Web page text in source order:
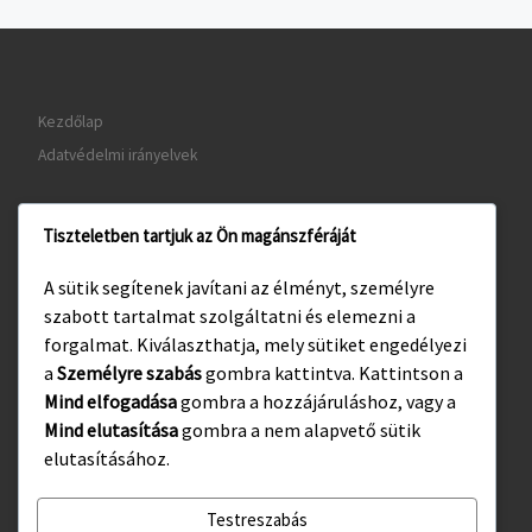
Kezdőlap
Adatvédelmi irányelvek
www.visitgyula.com
www.gyulakult.hu
Facebook Instagram
Tiszteletben tartjuk az Ön magánszféráját
A sütik segítenek javítani az élményt, személyre
szabott tartalmat szolgáltatni és elemezni a
forgalmat. Kiválaszthatja, mely sütiket engedélyezi
a Személyre szabásgombra kattintva. Kattintson a
Mind elfogadásagombra a hozzájáruláshoz, vagy a
Mind elutasításagombra a nem alapvető sütik
elutasításához.
Testreszabás